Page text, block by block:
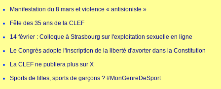
Manifestation du 8 mars et violence « antisioniste »
Fête des 35 ans de la CLEF
14 février : Colloque à Strasbourg sur l'exploitation sexuelle en ligne
Le Congrès adopte l'inscription de la liberté d'avorter dans la Constitution
La CLEF ne publiera plus sur X
Sports de filles, sports de garçons ? #MonGenreDeSport